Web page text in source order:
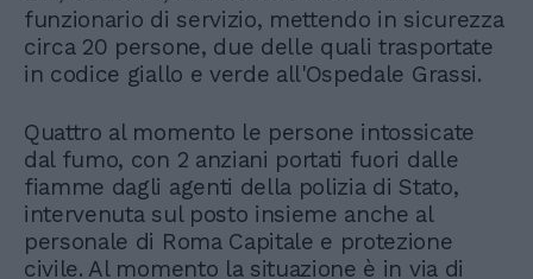
funzionario di servizio, mettendo in sicurezza
circa 20 persone, due delle quali trasportate
in codice giallo e verde all'Ospedale Grassi.
Quattro al momento le persone intossicate
dal fumo, con 2 anziani portati fuori dalle
fiamme dagli agenti della polizia di Stato,
intervenuta sul posto insieme anche al
personale di Roma Capitale e protezione
civile. Al momento la situazione è in via di